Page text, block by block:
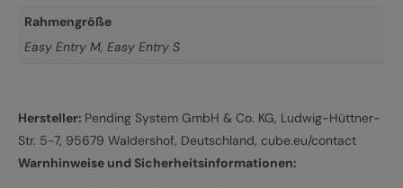
Rahmengröße
Easy Entry M, Easy Entry S
Hersteller: Pending System GmbH & Co. KG, Ludwig-Hüttner-
Str. 5-7, 95679 Waldershof, Deutschland, cube.eu/contact
Warnhinweise und Sicherheitsinformationen: